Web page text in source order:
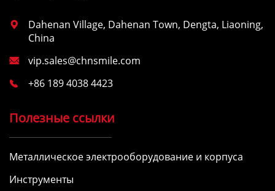

Dahenan Village, Dahenan Town, Dengta, Liaoning,
China
 vip.sales@chnsmile.com
 +86 189 4038 4423
Полезные ссылки
Металлическое электрооборудование и корпуса
Инструменты